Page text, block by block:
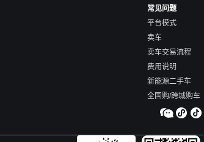
常见问题
平台模式
卖车
卖车交易流程
费用说明
新能源二手车
全国购/跨城购车